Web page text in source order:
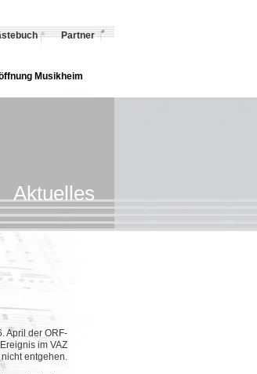
Partner
Musikheim
Aktuelles
April der ORF-
im VAZ
nicht entgehen.